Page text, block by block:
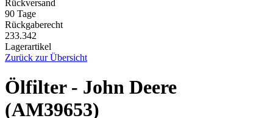
Rückversand
90 Tage
Rückgaberecht
233.342
Lagerartikel
Zurück zur Übersicht
Ölfilter - John Deere
(AM39653)